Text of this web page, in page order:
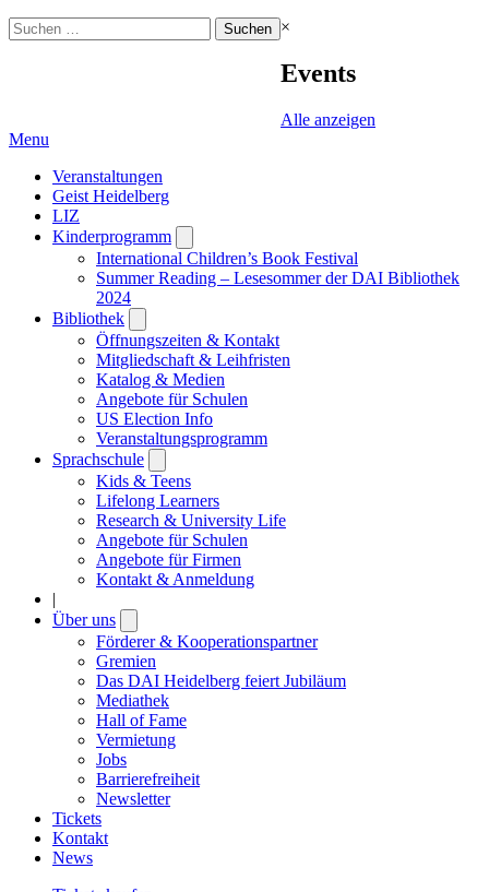
Suchen
nach:
×
Events
Alle anzeigen
Menu
Veranstaltungen
Geist Heidelberg
LIZ
Kinderprogramm
submenu
International Children’s Book Festival
Summer Reading – Lesesommer der DAI Bibliothek
2024
Bibliothek
submenu
Öffnungszeiten & Kontakt
Mitgliedschaft & Leihfristen
Katalog & Medien
Angebote für Schulen
US Election Info
Veranstaltungsprogramm
Sprachschule
submenu
Kids & Teens
Lifelong Learners
Research & University Life
Angebote für Schulen
Angebote für Firmen
Kontakt & Anmeldung
|
Über uns
submenu
Förderer & Kooperationspartner
Gremien
Das DAI Heidelberg feiert Jubiläum
Mediathek
Hall of Fame
Vermietung
Jobs
Barrierefreiheit
Newsletter
Tickets
Kontakt
News